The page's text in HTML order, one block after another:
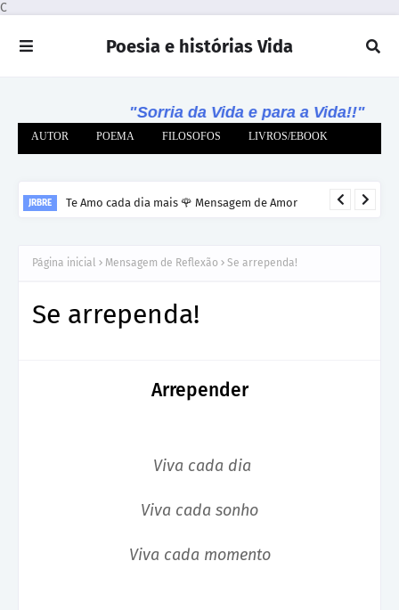
C
Poesia e histórias Vida
"Sorria da Vida e para a Vida!!"
AUTOR POEMA FILOSOFOS LIVROS/EBOOK
JRBRE Te Amo cada dia mais 🌹 Mensagem de Amor
Página inicial Mensagem de Reflexão Se arrependa!
Se arrependa!
Arrepender
Viva cada dia
Viva cada sonho
Viva cada momento